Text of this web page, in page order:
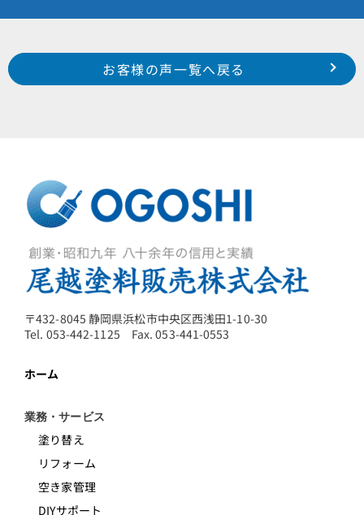
Prev
中区 西浅田 Y 様
西区 雄踏町 前田 様
お客様の声一覧へ戻る
〒432-8045 静岡県浜松市中央区西浅田1-10-30
Tel. 053-442-1125 Fax. 053-441-0553
ホーム
業務・サービス
塗り替え
リフォーム
空き家管理
DIYサポート